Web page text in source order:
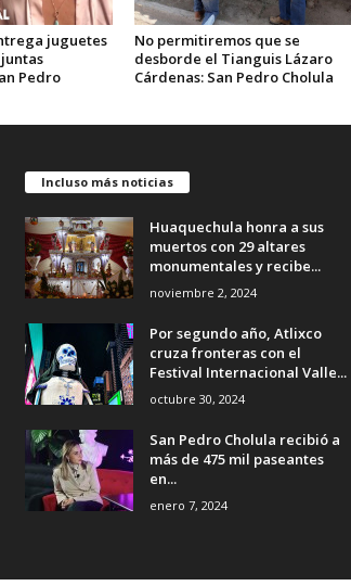
juguetes
Pedro
No permitiremos que se
desborde el Tianguis Lázaro
Cárdenas: San Pedro Cholula
Incluso más noticias
Huaquechula honra a sus
muertos con 29 altares
monumentales y recibe...
noviembre 2, 2024
Por segundo año, Atlixco
cruza fronteras con el
Festival Internacional Valle...
octubre 30, 2024
San Pedro Cholula recibió a
más de 475 mil paseantes
en...
enero 7, 2024